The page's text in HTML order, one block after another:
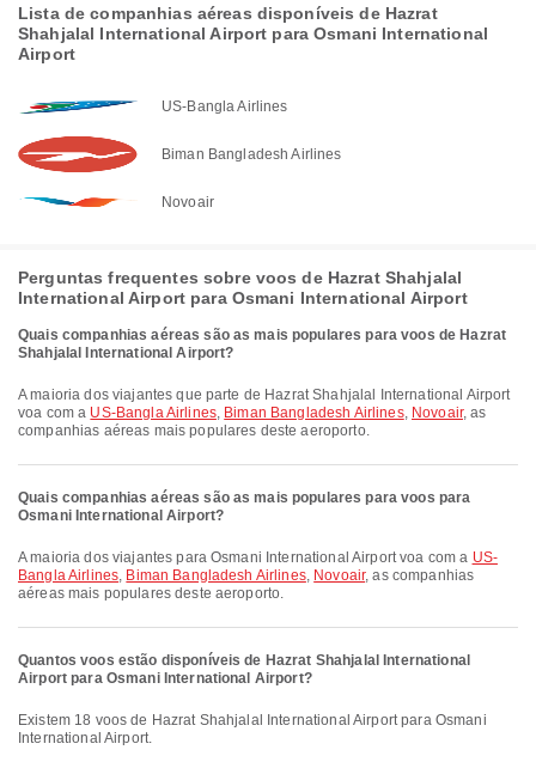
Lista de companhias aéreas disponíveis de Hazrat
Shahjalal International Airport para Osmani International
Airport
US-Bangla Airlines
Biman Bangladesh Airlines
Novoair
Perguntas frequentes sobre voos de Hazrat Shahjalal
International Airport para Osmani International Airport
Quais companhias aéreas são as mais populares para voos de Hazrat
Shahjalal International Airport?
A maioria dos viajantes que parte de Hazrat Shahjalal International Airport
voa com a US-Bangla Airlines, Biman Bangladesh Airlines, Novoair, as
companhias aéreas mais populares deste aeroporto.
Quais companhias aéreas são as mais populares para voos para
Osmani International Airport?
A maioria dos viajantes para Osmani International Airport voa com a US-
Bangla Airlines, Biman Bangladesh Airlines, Novoair, as companhias
aéreas mais populares deste aeroporto.
Quantos voos estão disponíveis de Hazrat Shahjalal International
Airport para Osmani International Airport?
Existem 18 voos de Hazrat Shahjalal International Airport para Osmani
International Airport.